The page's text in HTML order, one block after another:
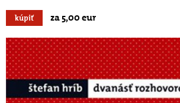
kúpiť za 5,00 eur